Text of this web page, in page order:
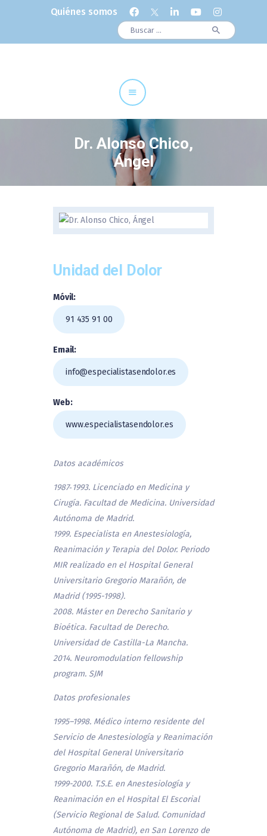
Quiénes somos
Buscar:
Dr. Alonso Chico,
Ángel
Especialidades
Servicios Centrales
Unidad del Dolor
Móvil:
91 435 91 00
Email:
info@especialistasendolor.es
Web:
www.especialistasendolor.es
Datos académicos
1987‑1993. Licenciado en Medicina y
Cirugía. Facultad de Medicina. Universidad
Autónoma de Madrid.
1999. Especialista en Anestesiología,
Reanimación y Terapia del Dolor. Periodo
MIR realizado en el Hospital General
Universitario Gregorio Marañón, de
Madrid (1995-1998).
2008. Máster en Derecho Sanitario y
Bioética. Facultad de Derecho.
Universidad de Castilla-La Mancha.
2014. Neuromodulation fellowship
program. SJM
Datos profesionales
1995–1998. Médico interno residente del
Servicio de Anestesiología y Reanimación
del Hospital General Universitario
Gregorio Marañón, de Madrid.
1999-2000. T.S.E. en Anestesiología y
Reanimación en el Hospital El Escorial
(Servicio Regional de Salud. Comunidad
Autónoma de Madrid), en San Lorenzo de